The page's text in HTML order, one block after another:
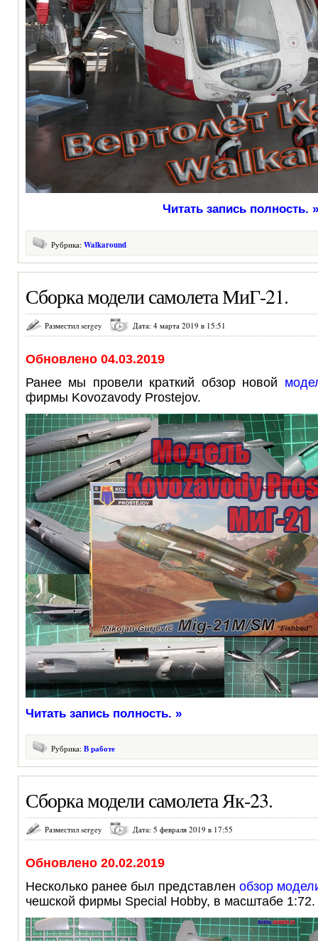
Читать запись полность. »
Рубрика: Walkaround
Сборка модели самолета МиГ-21.
Разместил sergey Дата: 4 марта 2019 в 15:51
Обновлено 04.03.2019
Ранее мы провели краткий обзор новой
фирмы Kovozavody Prostejov.
Читать запись полность. »
Рубрика: В работе
Сборка модели самолета Як-23.
Разместил sergey Дата: 5 февраля 2019 в 17:55
Обновлено 20.02.2019
Несколько ранее был представлен обзор
чешской фирмы Special Hobby, в масштабе 1:72.